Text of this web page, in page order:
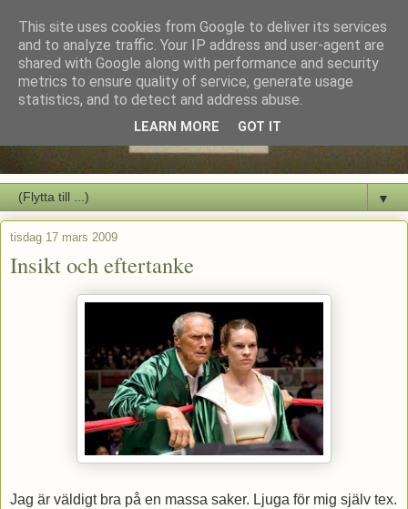
▼
tisdag 17 mars 2009
Insikt och eftertanke
Jag är väldigt bra på en massa saker. Ljuga för mig själv tex.
This site uses cookies from Google to deliver its services
and to analyze traffic. Your IP address and user-agent are
shared with Google along with performance and security
metrics to ensure quality of service, generate usage
statistics, and to detect and address abuse.
LEARN MORE GOT IT